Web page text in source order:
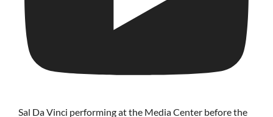
Sal Da Vinci performing at the Media Center before the